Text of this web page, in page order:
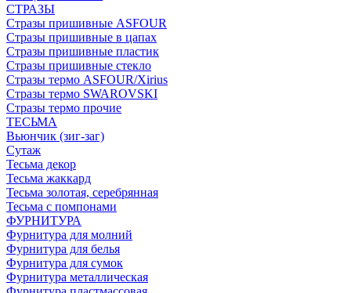
СТРАЗЫ
Стразы пришивные ASFOUR
Стразы пришивные в цапах
Стразы пришивные пластик
Стразы пришивные стекло
Стразы термо ASFOUR/Xirius
Стразы термо SWAROVSKI
Стразы термо прочие
ТЕСЬМА
Вьюнчик (зиг-заг)
Сутаж
Тесьма декор
Тесьма жаккард
Тесьма золотая, серебрянная
Тесьма с помпонами
ФУРНИТУРА
Фурнитура для молний
Фурнитура для белья
Фурнитура для сумок
Фурнитура металлическая